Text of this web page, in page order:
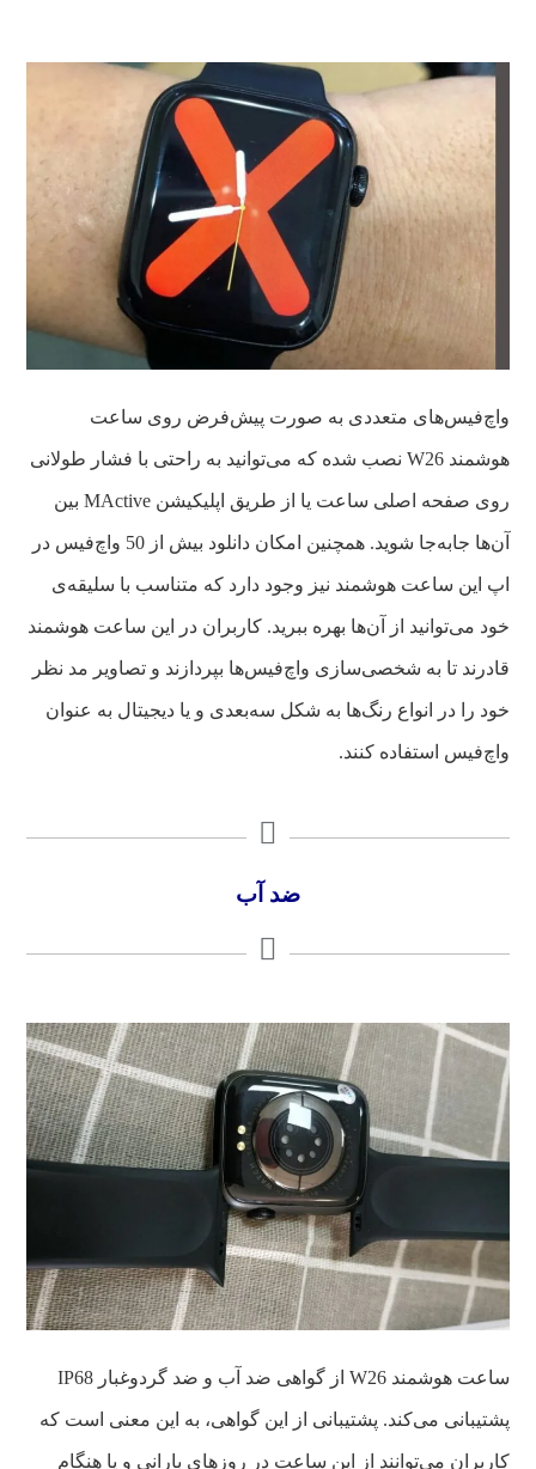
واچ‌فیس‌های متعددی به صورت پیش‌فرض روی ساعت
هوشمند W26 نصب شده که می‌توانید به راحتی با فشار طولانی
روی صفحه اصلی ساعت یا از طریق اپلیکیشن MActive بین
آن‌ها جابه‌جا شوید. همچنین امکان دانلود بیش از 50 واچ‌فیس در
اپ این ساعت هوشمند نیز وجود دارد که متناسب با سلیقه‌ی
خود می‌توانید از آن‌ها بهره ببرید. کاربران در این ساعت هوشمند
قادرند تا به شخصی‌سازی واچ‌فیس‌ها بپردازند و تصاویر مد نظر
خود را در انواع رنگ‌ها به شکل سه‌بعدی و یا دیجیتال به عنوان
واچ‌فیس استفاده کنند.
ضد آب
ساعت هوشمند W26 از گواهی ضد آب و ضد گرد‌وغبار IP68
پشتیبانی می‌کند. پشتیبانی از این گواهی، به این معنی است که
کاربران می‌توانند از این ساعت در روزهای بارانی و یا هنگام